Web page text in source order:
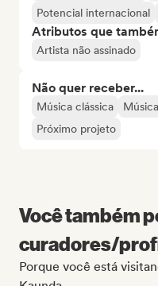
Potencial internacional
Atributos que
Artista não assinado
Não quer receber...
Música clássica
Próximo projeto
Você também
curadores/
Porque você está